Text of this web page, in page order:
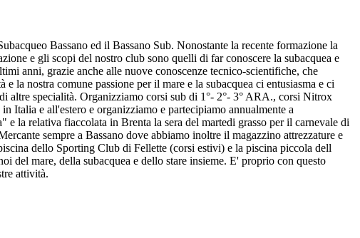
Bassano ed il Bassano Sub. Nonostante la recente formazione la
e gli scopi del nostro club sono quelli di far conoscere la subacquea e
anni, grazie anche alle nuove conoscenze tecnico-scientifiche, che
nostra comune passione per il mare e la subacquea ci entusiasma e ci
specialità. Organizziamo corsi sub di 1°- 2°- 3° ARA., corsi Nitrox
Italia e all'estero e organizziamo e partecipiamo annualmente a
la relativa fiaccolata in Brenta la sera del martedi grasso per il carnevale di
sempre a Bassano dove abbiamo inoltre il magazzino attrezzature e
dello Sporting Club di Fellette (corsi estivi) e la piscina piccola dell
del mare, della subacquea e dello stare insieme. E' proprio con questo
attività.